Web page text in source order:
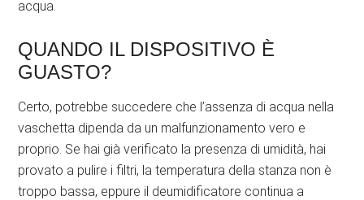
acqua.
QUANDO IL DISPOSITIVO È
GUASTO?
Certo, potrebbe succedere che l’assenza di acqua nella
vaschetta dipenda da un malfunzionamento vero e
proprio. Se hai già verificato la presenza di umidità, hai
provato a pulire i filtri, la temperatura della stanza non è
troppo bassa, eppure il deumidificatore continua a